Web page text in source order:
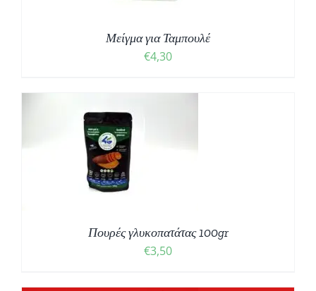
Μείγμα για Ταμπουλέ
€4,30
Πουρές γλυκοπατάτας 100gr
€3,50